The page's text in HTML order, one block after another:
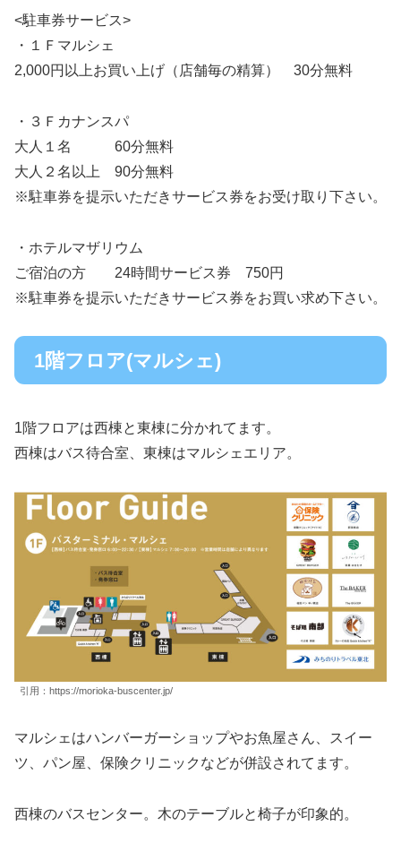
<駐車券サービス>
・１Ｆマルシェ
2,000円以上お買い上げ（店舗毎の精算） 30分無料
・３Ｆカナンスパ
大人１名 60分無料
大人２名以上 90分無料
※駐車券を提示いただきサービス券をお受け取り下さい。
・ホテルマザリウム
ご宿泊の方 24時間サービス券 750円
※駐車券を提示いただきサービス券をお買い求め下さい。
1階フロア(マルシェ)
1階フロアは西棟と東棟に分かれてます。
西棟はバス待合室、東棟はマルシェエリア。
引用：https://morioka-buscenter.jp/
マルシェはハンバーガーショップやお魚屋さん、スイー
ツ、パン屋、保険クリニックなどが併設されてます。
西棟のバスセンター。木のテーブルと椅子が印象的。